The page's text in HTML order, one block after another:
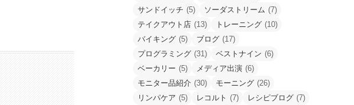
サンドイッチ (5) ソーダストリーム (7)
テイクアウト店 (13) トレーニング (10)
バイキング (5) ブログ (17)
プログラミング (31) ベストナイン (6)
ベーカリー (5) メディア出演 (6)
モニター品紹介 (30) モーニング (26)
リンパケア (5) レコルト (7) レシピブログ (7)